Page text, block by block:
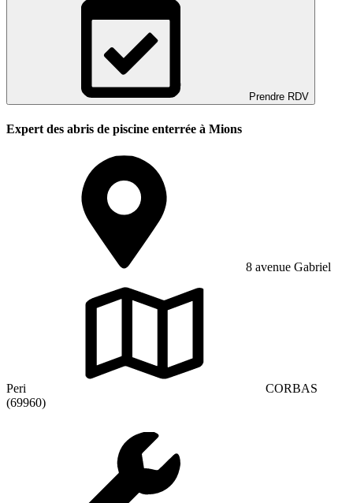
Prendre RDV
Expert des abris de piscine enterrée à Mions
8 avenue Gabriel
Peri
CORBAS
(69960)